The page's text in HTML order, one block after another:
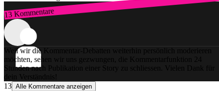
13 Kommentare
Zum Login
Weil wir die Kommentar-Debatten weiterhin persönlich moderieren
möchten, sehen wir uns gezwungen, die Kommentarfunktion 24
Stunden nach Publikation einer Story zu schliessen. Vielen Dank für
dein Verständnis!
13 Alle Kommentare anzeigen